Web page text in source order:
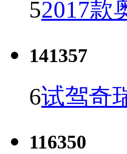
52017款
141357
6试驾奇
116350